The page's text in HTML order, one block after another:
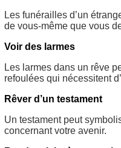
Les funérailles d’un
de vous-même que vous
Voir des larmes
Les larmes dans un rêve
refoulées qui nécessitent
Rêver d’un testament
Un testament peut
concernant votre avenir.